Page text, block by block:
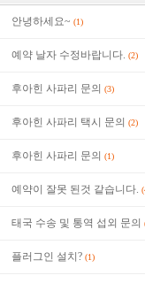
안녕하세요~ (1)
예약 날자 수정바랍니다. (2)
후아힌 사파리 문의 (3)
후아힌 사파리 택시 문의 (2)
후아힌 사파리 문의 (1)
예약이 잘못 된것 같습니다.
태국 수송 및 통역 섭외 문의
플러그인 설치? (1)